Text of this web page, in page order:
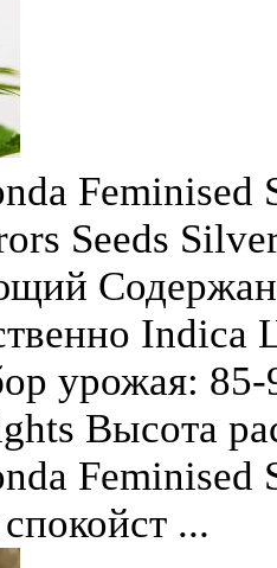
Feminised
Seeds
Indica
урожая:
Высота
...